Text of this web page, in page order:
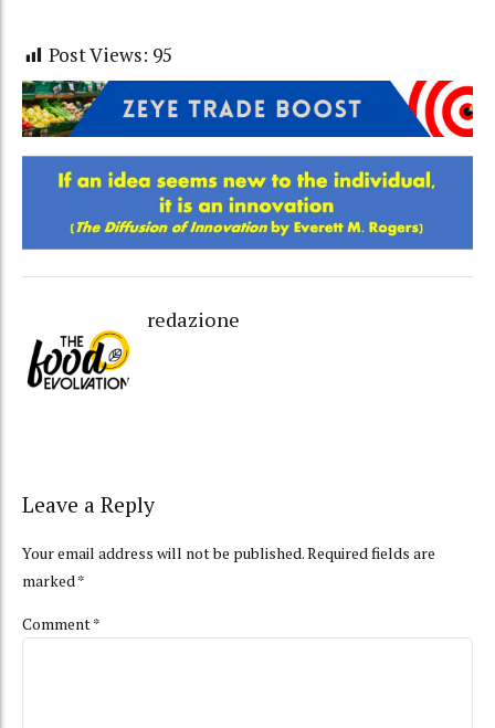
Post Views: 95
redazione
Leave a Reply
Your email address will not be published. Required fields are
marked *
Comment*